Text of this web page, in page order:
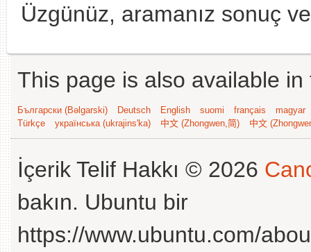
Üzgünüz, aramanız sonuç
This page is also available
Български (Bəlgarski) Deutsch English suomi français
magyar
Türkçe
українська (ukrajins'ka) 中文 (Zhongwen,简) 中文
İçerik Telif Hakkı © 2026
bakın. Ubuntu bir
https://www.ubuntu.com/